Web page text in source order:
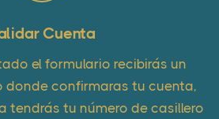
Cuenta
el formulario recibirás un
donde confirmaras tu cuenta,
tendrás tu número de casillero